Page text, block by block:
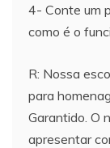
4- Conte um
como é o
R: Nossa
para
Garantido. O
apresentar